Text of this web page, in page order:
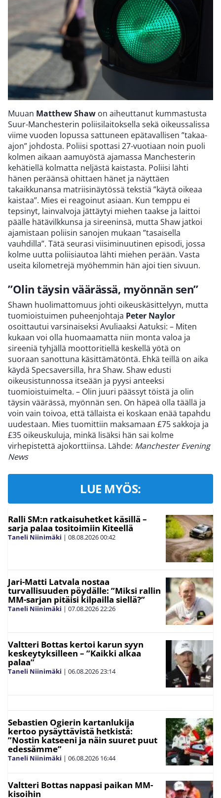
Muuan Matthew Shaw on aiheuttanut kummastusta
Suur-Manchesterin poliisilaitoksella sekä oikeussalissa
viime vuoden lopussa sattuneen epätavallisen ”takaa-
ajon” johdosta. Poliisi spottasi 27-vuotiaan noin puoli
kolmen aikaan aamuyöstä ajamassa Manchesterin
kehätiellä kolmatta neljästä kaistasta. Poliisi lähti
hänen peräänsä ohittaen hänet ja näyttäen
takaikkunansa matriisinäytössä tekstiä ”käytä oikeaa
kaistaa”. Mies ei reagoinut asiaan. Kun temppu ei
tepsinyt, lainvalvoja jättäytyi miehen taakse ja laittoi
päälle hätävilkkunsa ja sireeninsä, mutta Shaw jatkoi
ajamistaan poliisin sanojen mukaan ”tasaisella
vauhdilla”. Tätä seurasi viisiminuutinen episodi, jossa
kolme uutta poliisiautoa lähti miehen perään. Vasta
useita kilometrejä myöhemmin hän ajoi tien sivuun.
”Olin täysin väärässä, myönnän sen”
Shawn huolimattomuus johti oikeuskäsittelyyn, mutta
tuomioistuimen puheenjohtaja Peter Naylor
osoittautui varsinaiseksi Avuliaaksi Aatuksi: – Miten
kukaan voi olla huomaamatta niin monta valoa ja
sireeniä tyhjällä moottoritiellä keskellä yötä on
suoraan sanottuna käsittämätöntä. Ehkä teillä on aika
käydä Specsaversilla, hra Shaw. Shaw edusti
oikeusistunnossa itseään ja pyysi anteeksi
tuomioistuimelta. – Olin juuri päässyt töistä ja olin
täysin väärässä, myönnän sen. On häpeä olla täällä ja
voin vain toivoa, että tällaista ei koskaan enää tapahdu
uudestaan. Mies tuomittiin maksamaan £75 sakkoja ja
£35 oikeuskuluja, minkä lisäksi hän sai kolme
virhepistettä ajokorttiinsa. Lähde: Manchester Evening
News
LUE MYÖS:
Ralli SM:n ratkaisuhetket käsillä –
sarja palaa tositoimiin Kiteellä
Taneli Niinimäki | 08.08.202600:42
Jari-Matti Latvala nostaa
turvallisuuden pöydälle: ”Miksi rallin
MM-sarjan pitäisi kilpailla siellä?”
Taneli Niinimäki | 07.08.202622:26
Valtteri Bottas kertoi karun syyn
keskeytyksilleen – ”Kaikki alkaa
palaa”
Taneli Niinimäki | 06.08.202623:14
Sebastien Ogierin kartanlukija
kertoo pysäyttävistä hetkistä:
”Nostin katseeni ja näin suuret puut
edessämme”
Taneli Niinimäki | 06.08.2026 16:44
Valtteri Bottas nappasi paikan MM-
kisoihin